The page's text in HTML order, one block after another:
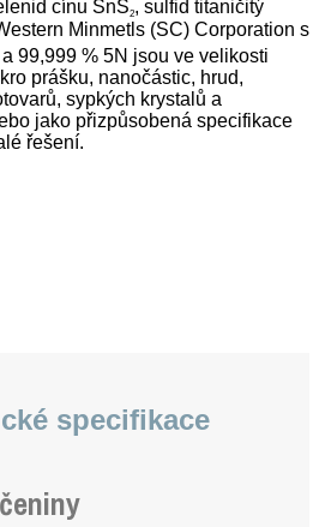
cínu SnS2, sulfid titaničitý
Minmetls (SC) Corporation s
99,999 % 5N jsou ve velikosti
prášku, nanočástic, hrud,
sypkých krystalů a
jako přizpůsobená specifikace
řešení.
specifikace